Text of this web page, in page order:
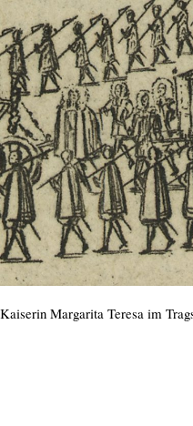
Kaiserin Margarita Teresa im